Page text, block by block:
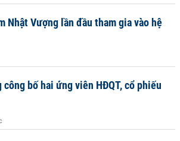
Nhật Vượng lần đầu tham gia vào hệ
công bố hai ứng viên HĐQT, cổ phiếu